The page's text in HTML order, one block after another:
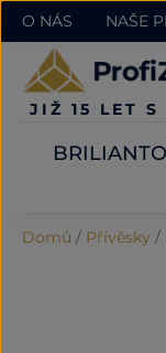
O NÁS NAŠE
JIŽ 15 LET S
Domů / Přívěsky /